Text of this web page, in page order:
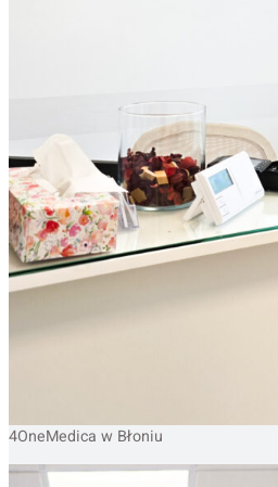
4OneMedica w Błoniu